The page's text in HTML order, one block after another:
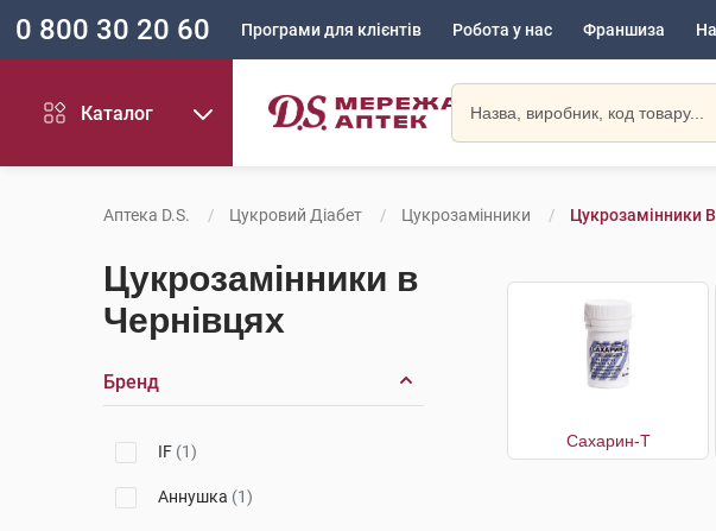
0 800 30 20 60 Програми для клієнтів Робота у нас Франшиза
Каталог
Аптека D.S. Цукровий Діабет Цукрозамінники Цукрозамінники
Цукрозамінники в
Чернівцях
Бренд
IF (1)
Аннушка (1)
Сахарин-Т